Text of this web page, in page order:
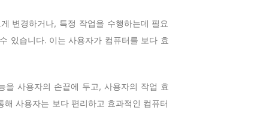
변경하거나, 특정 작업을 수행하는데 필요
있습니다. 이는 사용자가 컴퓨터를 보다 효
사용자의 손끝에 두고, 사용자의 작업 효
사용자는 보다 편리하고 효과적인 컴퓨터